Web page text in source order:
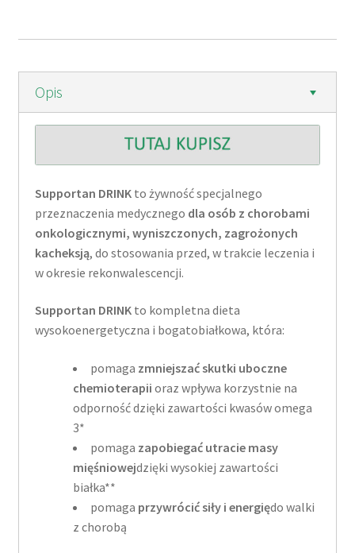
Opis
Supportan DRINK to żywność specjalnego
przeznaczenia medycznego dla osób z chorobami
onkologicznymi, wyniszczonych, zagrożonych
kacheksją, do stosowania przed, w trakcie leczenia i
w okresie rekonwalescencji.
Supportan DRINKto kompletna dieta
wysokoenergetyczna i bogatobiałkowa, która:
pomaga zmniejszać skutki uboczne
chemioterapii oraz wpływa korzystnie na
odporność dzięki zawartości kwasów omega
3*
pomaga zapobiegać utracie masy
mięśniowejdzięki wysokiej zawartości
białka**
pomaga przywrócić siły i energiędo walki
z chorobą